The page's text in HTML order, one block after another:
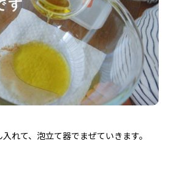
れて、泡立て器でまぜていきます。